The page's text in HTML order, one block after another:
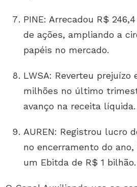
PINE: Arrecadou R$
de ações, ampliando a
papéis no mercado.
LWSA: Reverteu prejuízo
milhões no último
avanço na receita líquida.
AUREN: Registrou lucro
no encerramento do
um Ebitda de R$ 1 bilhão.